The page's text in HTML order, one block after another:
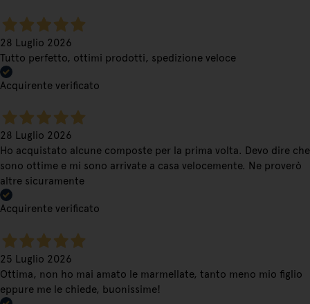
28 Luglio 2026
Tutto perfetto, ottimi prodotti, spedizione veloce
Acquirente verificato
28 Luglio 2026
Ho acquistato alcune composte per la prima volta. Devo dire che
sono ottime e mi sono arrivate a casa velocemente. Ne proverò
altre sicuramente
Acquirente verificato
25 Luglio 2026
Ottima, non ho mai amato le marmellate, tanto meno mio figlio
eppure me le chiede, buonissime!